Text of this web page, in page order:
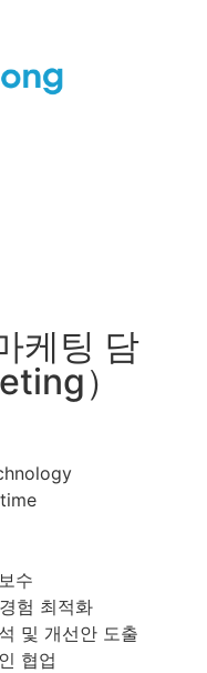
케팅 담
）
수
험 최적화
및 개선안 도출
협업